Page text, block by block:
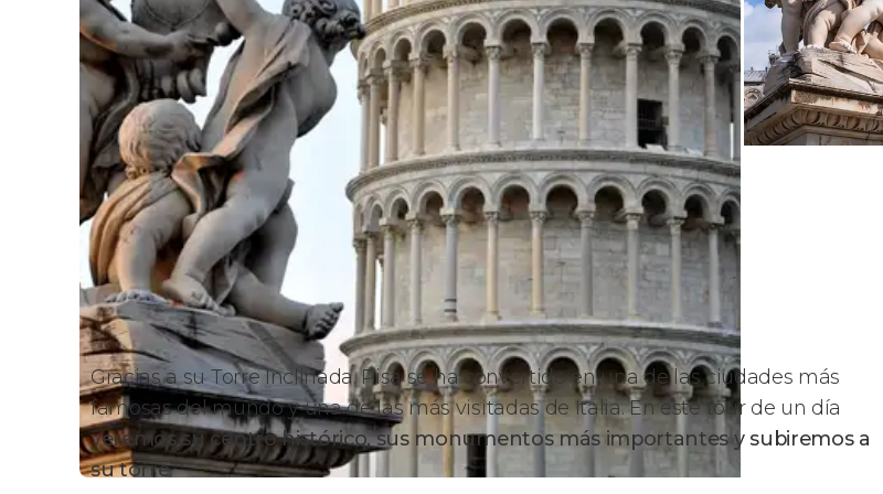
Gracias a su Torre Inclinada, Pisa se ha convertido en una de las ciudades más
famosas del mundo y una de las más visitadas de Italia. En este tour de un día
veremos su centro histórico, sus monumentos más importantes y subiremos a
su torre.